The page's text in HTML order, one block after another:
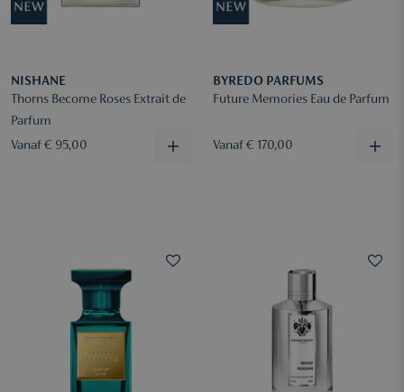
NISHANE
Thorns Become Roses Extrait de
Parfum
Vanaf € 95,00
BYREDO PARFUMS
Future Memories Eau de Parfum
Vanaf € 170,00